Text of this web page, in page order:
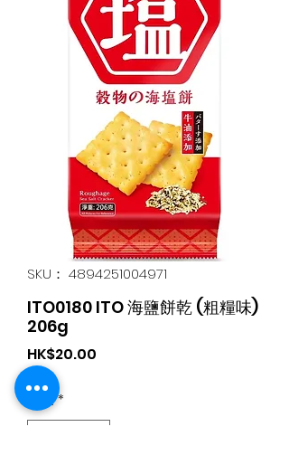
SKU： 4894251004971
ITO0180 ITO 海鹽餅乾 (粗糧味)
206g
HK$20.00
数量*